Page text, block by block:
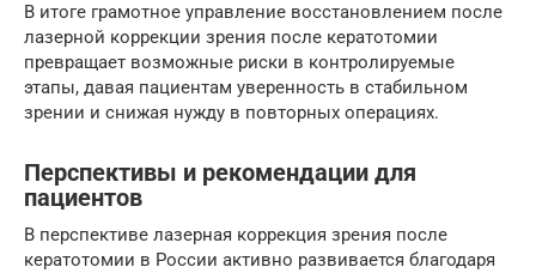
В итоге грамотное управление восстановлением после
лазерной коррекции зрения после кератотомии
превращает возможные риски в контролируемые
этапы, давая пациентам уверенность в стабильном
зрении и снижая нужду в повторных операциях.
Перспективы и рекомендации для
пациентов
В перспективе лазерная коррекция зрения после
кератотомии в России активно развивается благодаря